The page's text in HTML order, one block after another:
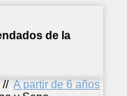
de la
// A partir de 6 años